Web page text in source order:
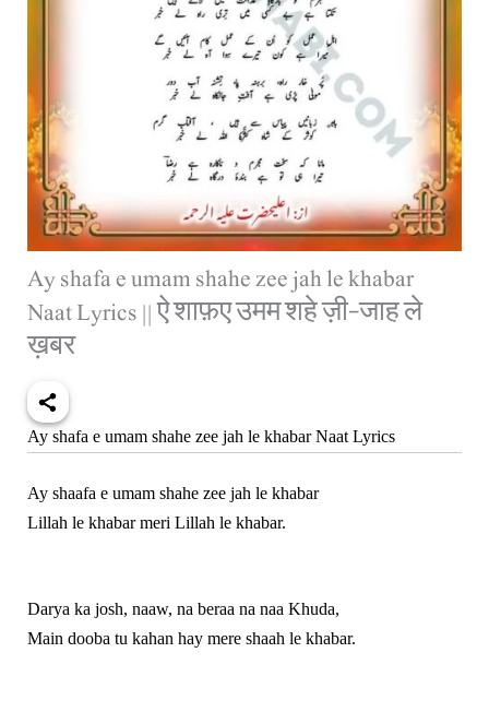
Ay shafa e umam shahe zee jah le khabar
Naat Lyrics || ऐ शाफ़ए उमम शहे ज़ी-जाह ले
ख़बर
Ay shafa e umam shahe zee jah le khabar Naat Lyrics
Ay shaafa e umam shahe zee jah le khabar
Lillah le khabar meri Lillah le khabar.
Darya ka josh, naaw, na beraa na naa Khuda,
Main dooba tu kahan hay mere shaah le khabar.